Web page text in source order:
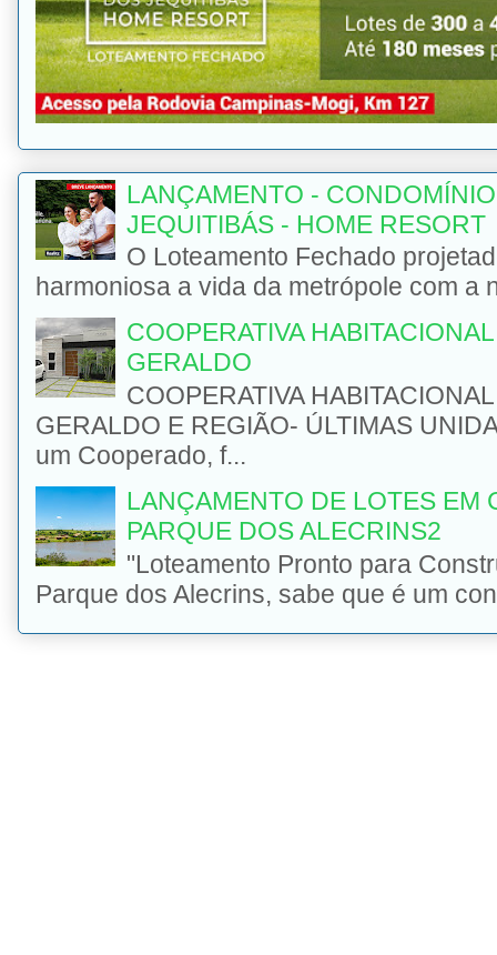
LANÇAMENTO -
JEQUITIBÁS - HOME RESORT
O Loteamento Fechado
harmoniosa a vida da metrópole com a
COOPERATIVA
GERALDO
COOPERATIVA
GERALDO E REGIÃO- ÚLTIMAS
um Cooperado, f...
LANÇAMENTO DE LOTES EM
PARQUE DOS ALECRINS2
"Loteamento Pronto para
Parque dos Alecrins, sabe que é um